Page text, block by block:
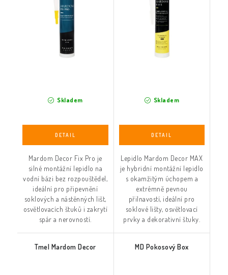
Skladem
Mardom Decor Fix Pro je
silné montážní lepidlo na
vodní bázi bez rozpouštědel,
ideální pro připevnění
soklových a nástěnných lišt,
osvětlovacích štuků i zakrytí
spár a nerovností.
Skladem
Lepidlo Mardom Decor MAX
je hybridní montážní lepidlo
s okamžitým úchopem a
extrémně pevnou
přilnavostí, ideální pro
soklové lišty, osvětlovací
prvky a dekorativní štuky.
Tmel Mardom Decor MD Pokosový Box